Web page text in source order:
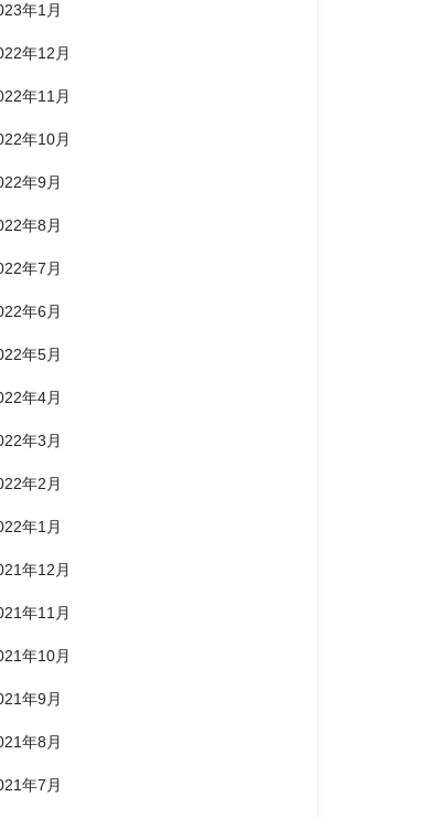
年1月
年12月
年11月
年10月
年9月
年8月
年7月
年6月
年5月
年4月
年3月
年2月
年1月
年12月
年11月
年10月
年9月
年8月
年7月